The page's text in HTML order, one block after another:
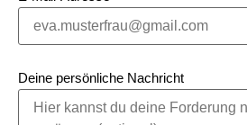
Deine persönliche Nachricht